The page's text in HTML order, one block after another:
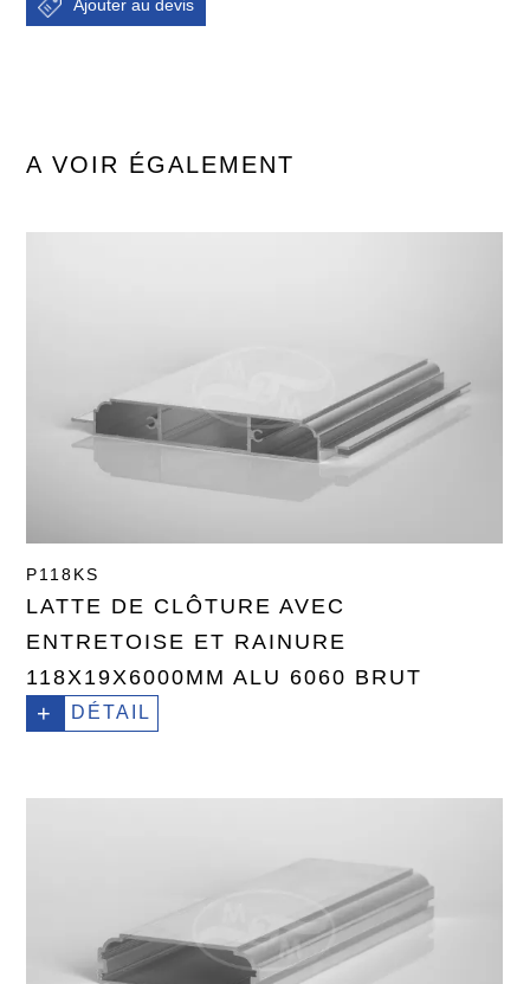
A VOIR ÉGALEMENT
P118KS
LATTE DE CLÔTURE AVEC
ENTRETOISE ET RAINURE
118X19X6000MM ALU 6060 BRUT
+ DÉTAIL